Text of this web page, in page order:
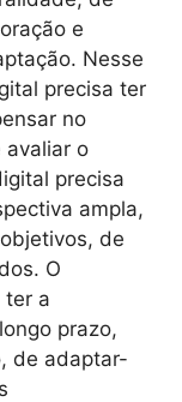
e
Nesse
precisa ter
no
avaliar o
precisa
ampla,
de
O
ter a
prazo,
de adaptar-